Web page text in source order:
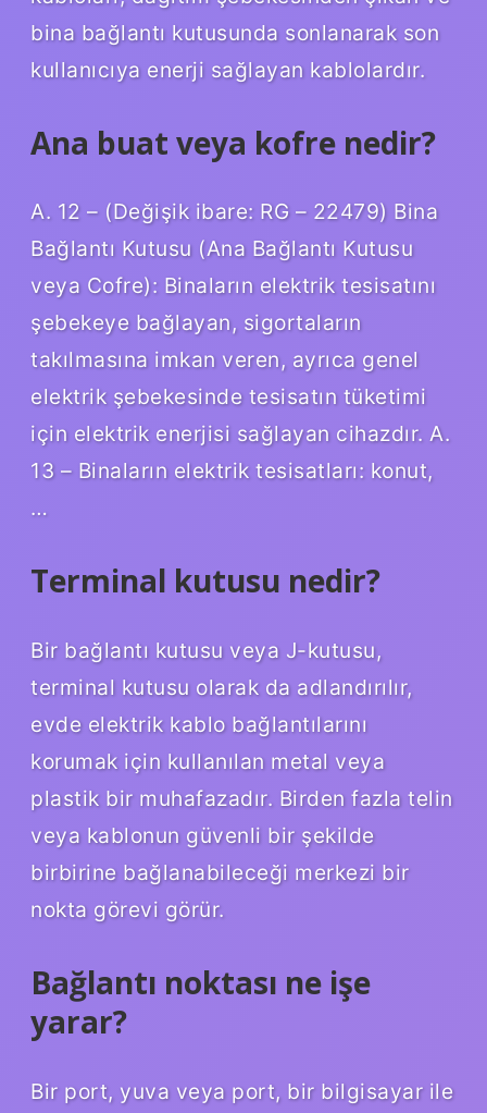
bina bağlantı kutusunda sonlanarak son
kullanıcıya enerji sağlayan kablolardır.
Ana buat veya kofre nedir?
A. 12 – (Değişik ibare: RG – 22479) Bina
Bağlantı Kutusu (Ana Bağlantı Kutusu
veya Cofre): Binaların elektrik tesisatını
şebekeye bağlayan, sigortaların
takılmasına imkan veren, ayrıca genel
elektrik şebekesinde tesisatın tüketimi
için elektrik enerjisi sağlayan cihazdır. A.
13 – Binaların elektrik tesisatları: konut,
…
Terminal kutusu nedir?
Bir bağlantı kutusu veya J-kutusu,
terminal kutusu olarak da adlandırılır,
evde elektrik kablo bağlantılarını
korumak için kullanılan metal veya
plastik bir muhafazadır. Birden fazla telin
veya kablonun güvenli bir şekilde
birbirine bağlanabileceği merkezi bir
nokta görevi görür.
Bağlantı noktası ne işe
yarar?
Bir port, yuva veya port, bir bilgisayar ile